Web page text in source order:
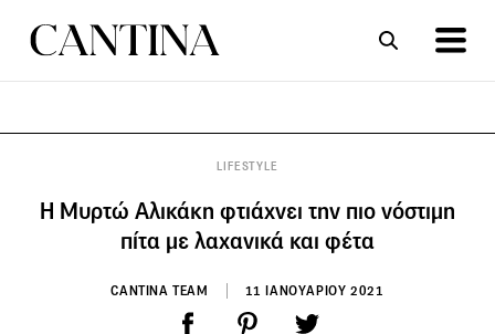
LIFESTYLE
Η Μυρτώ Αλικάκη φτιάχνει την πιο νόστιμη
πίτα με λαχανικά και φέτα
CANTINA TEAM 11 ΙΑΝΟΥΑΡΙΟΥ 2021